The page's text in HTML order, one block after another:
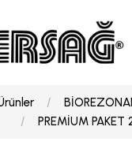
PREMİUM PAKET